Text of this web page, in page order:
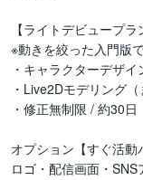
【ライトデビュープ
※動きを絞った入門版
・キャラクターデザイ
・Live2Dモデリング
・修正無制限 / 約30日
オプション【すぐ活
ロゴ・配信画面・